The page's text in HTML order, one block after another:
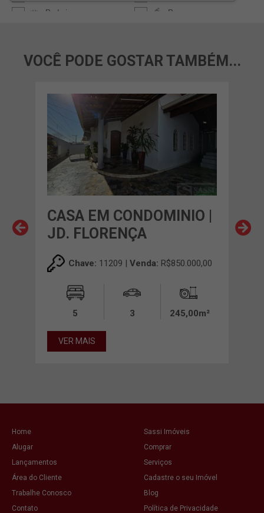
VOCÊ PODE GOSTAR TAMBÉM...
|
CASA EM CONDOMINIO |
JD. FLORENÇA
Chave: 11209 | Venda: R$850.000,00
5 3 245,00m²
VER MAIS
Home
Sassi Imóveis
Alugar
Comprar
Lançamentos
Serviços
Área do Cliente
Cadastre o seu Imóvel
Trabalhe Conosco
Blog
Contato
Política de Privacidade